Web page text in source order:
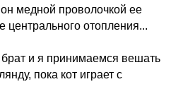
медной проволочкой ее
центрального отопления...
и я принимаемся вешать
пока кот играет с